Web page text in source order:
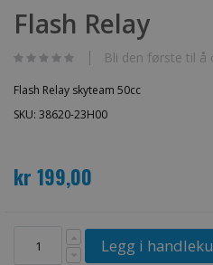
til
begynnelsen
bildegalleri
Flash Relay
Bli den første til
Flash Relay skyteam 50cc
SKU: 38620-23H00
kr 199,00
Legg i